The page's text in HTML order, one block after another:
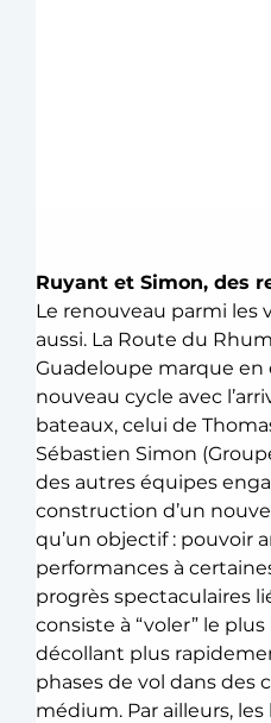
Ruyant et Simon, des
Le renouveau parmi les
aussi. La Route du
Guadeloupe marque en
nouveau cycle avec
bateaux, celui de
Sébastien Simon
des autres équipes
construction d’un
qu’un objectif : pouvoir
performances à
progrès spectaculaires
consiste à “voler” le
décollant plus
phases de vol dans des
médium. Par ailleurs,